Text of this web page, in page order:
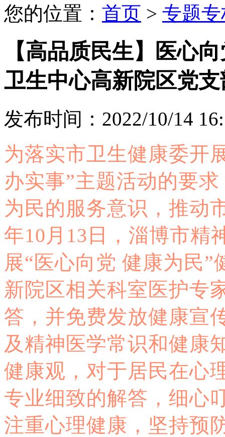
您的位置： 首页 > 专题
【高品质民生】医心
卫生中心高新院区党
发布时间：2022/10/14
为落实市卫生健康委开
办实事”主题活动的要
为民的服务意识，推动
年10月13日，淄博市精
展“医心向党 健康为民
新院区相关科室医护专
答，并免费发放健康宣
及精神医学常识和健康
健康观，对于居民在心
专业细致的解答，细心
注重心理健康，坚持预